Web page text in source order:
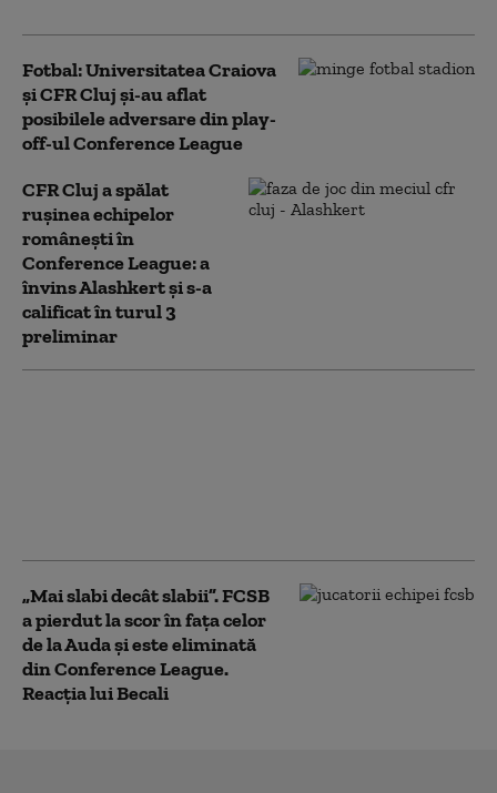
Fotbal: Universitatea Craiova
şi CFR Cluj şi-au aflat
posibilele adversare din play-
off-ul Conference League
CFR Cluj a spălat
ruşinea echipelor
româneşti în
Conference League: a
învins Alashkert şi s-a
calificat în turul 3
preliminar
„Mai slabi decât slabii”. FCSB
a pierdut la scor în fața celor
de la Auda și este eliminată
din Conference League.
Reacția lui Becali